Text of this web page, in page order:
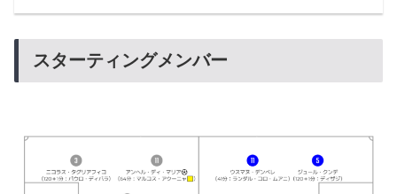
スターティングメンバー